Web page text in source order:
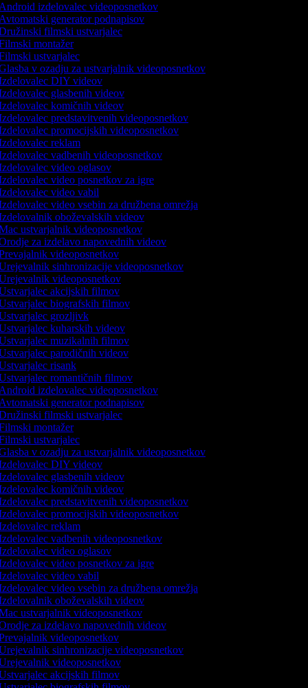
izdelovalec videoposnetkov
generator podnapisov
filmski ustvarjalec
montažer
ustvarjalec
v ozadju za ustvarjalnik videoposnetkov
DIY videov
glasbenih videov
komičnih videov
predstavitvenih videoposnetkov
promocijskih videoposnetkov
reklam
vadbenih videoposnetkov
video oglasov
video posnetkov za igre
video vabil
video vsebin za družbena omrežja
oboževalskih videov
ustvarjalnik videoposnetkov
za izdelavo napovednih videov
videoposnetkov
sinhronizacije videoposnetkov
videoposnetkov
akcijskih filmov
biografskih filmov
grozljivk
kuharskih videov
muzikalnih filmov
parodičnih videov
risank
romantičnih filmov
izdelovalec videoposnetkov
generator podnapisov
filmski ustvarjalec
montažer
ustvarjalec
v ozadju za ustvarjalnik videoposnetkov
DIY videov
glasbenih videov
komičnih videov
predstavitvenih videoposnetkov
promocijskih videoposnetkov
reklam
vadbenih videoposnetkov
video oglasov
video posnetkov za igre
video vabil
video vsebin za družbena omrežja
oboževalskih videov
ustvarjalnik videoposnetkov
za izdelavo napovednih videov
videoposnetkov
sinhronizacije videoposnetkov
videoposnetkov
akcijskih filmov